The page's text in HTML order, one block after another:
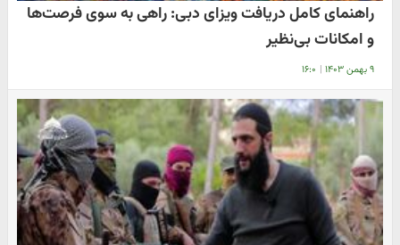
راهنمای کامل دریافت ویزای دبی: راهی به سوی فرصت‌ها
و امکانات بی‌نظیر
۹ بهمن ۱۴۰۳ | ۱۶:۰